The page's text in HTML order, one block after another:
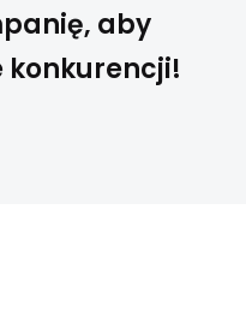
aby
konkurencji!